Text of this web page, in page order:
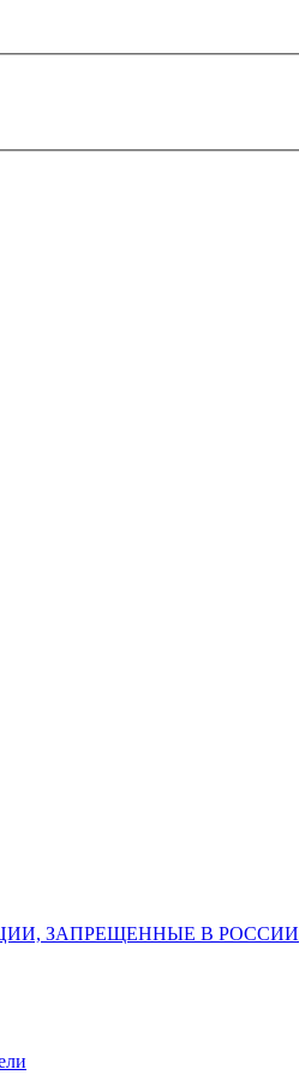
ЗАПРЕЩЕННЫЕ В РОССИИ